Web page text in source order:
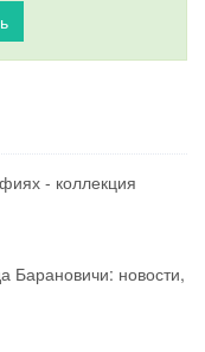
- коллекция
Барановичи: новости,